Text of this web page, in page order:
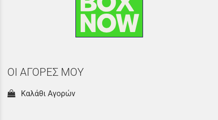
ΟΙ ΑΓΟΡΕΣ ΜΟΥ
Καλάθι Αγορών